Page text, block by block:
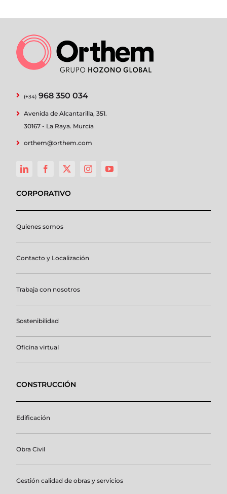
(+34) 968 350 034
Avenida de Alcantarilla, 351.
30167 - La Raya. Murcia
orthem@orthem.com
CORPORATIVO
Quienes somos
Contacto y Localización
Trabaja con nosotros
Sostenibilidad
Oficina virtual
CONSTRUCCIÓN
Edificación
Obra Civil
Gestión calidad de obras y servicios